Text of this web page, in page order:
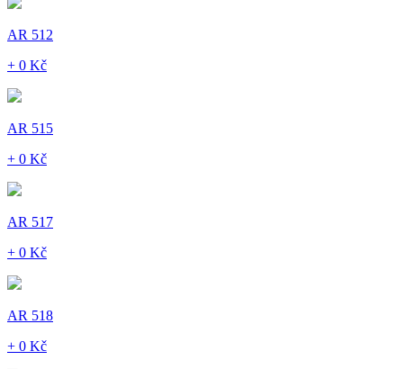
AR 512
+ 0 Kč
AR 515
+ 0 Kč
AR 517
+ 0 Kč
AR 518
+ 0 Kč